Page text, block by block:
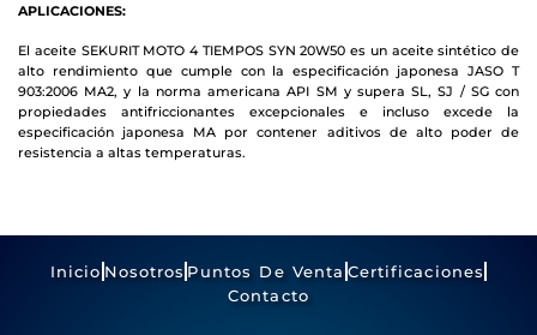
APLICACIONES:
El aceite SEKURIT MOTO 4 TIEMPOS SYN 20W50 es un aceite sintético de
alto rendimiento que cumple con la especificación japonesa JASO T
903:2006 MA2, y la norma americana API SM y supera SL, SJ / SG con
propiedades antifriccionantes excepcionales e incluso excede la
especificación japonesa MA por contener aditivos de alto poder de
resistencia a altas temperaturas.
Inicio Nosotros Puntos De Venta Certificaciones
Contacto